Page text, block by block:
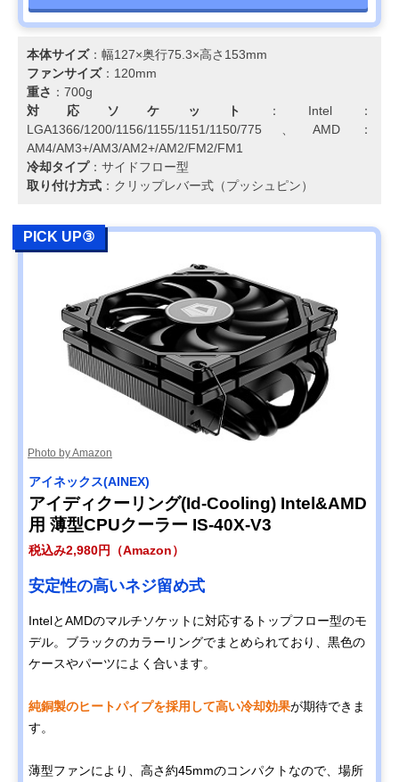
本体サイズ：幅127×奥行75.3×高さ153mm
ファンサイズ：120mm
重さ ：700g
対応ソケット
：Intel：
LGA1366/1200/1156/1155/1151/1150/775、AMD：
AM4/AM3+/AM3/AM2+/AM2/FM2/FM1
冷却タイプ：サイドフロー型
取り付け方式 ：クリップレバー式（プッシュピン）
PICK UP③
Photo by Amazon
アイネックス(AINEX)
アイディクーリング(Id-Cooling) Intel&AMD
用 薄型CPUクーラー IS-40X-V3
税込み2,980円（Amazon）
安定性の高いネジ留め式
IntelとAMDのマルチソケットに対応するトップフロー型のモ
デル。ブラックのカラーリングでまとめられており、黒色の
ケースやパーツによく合います。
純銅製のヒートパイプを採用して高い冷却効果が期待できま
す。
薄型ファンにより、高さ約45mmのコンパクトなので、場所